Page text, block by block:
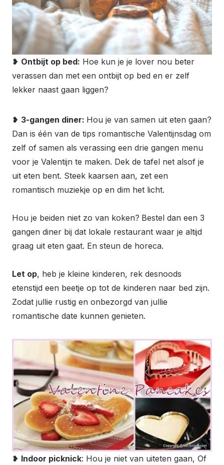
❥ Ontbijt op bed: Hoe kun je je lover nou beter
verassen dan met een ontbijt op bed en er zelf
lekker naast gaan liggen?
❥ 3-gangen diner: Hou je van samen uit eten gaan?
Dan is één van de tips romantische Valentijnsdag om
zelf of samen als verassing een drie gangen menu
voor je Valentijn te maken. Dek de tafel net alsof je
uit eten bent. Steek kaarsen aan, zet een
romantisch muziekje op en dim het licht.
Hou je beiden niet zo van koken? Bestel dan een 3
gangen diner bij dat lokale restaurant waar je altijd
graag uit eten gaat. En steun de horeca.
Let op, heb je kleine kinderen, rek desnoods
etenstijd een beetje op tot de kinderen naar bed zijn.
Zodat jullie rustig en onbezorgd van jullie
romantische date kunnen genieten.
❥ Indoor picknick: Hou je niet van uiteten gaan, Of